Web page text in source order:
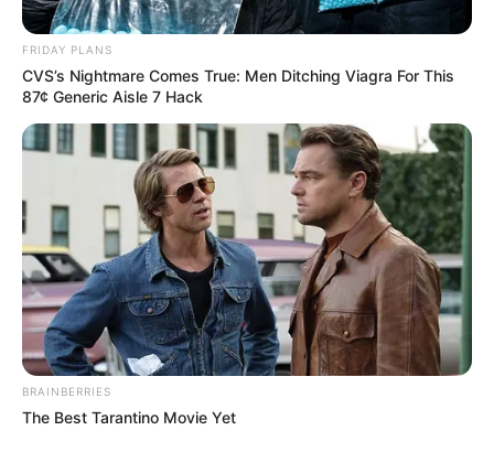
Posted
in
Világ
Észrevettek valami érdekeset
Magyar Péter miniszterelnöki
beszédében az elemzők
May 10, 2026
FRIDAY PLANS
CVS’s Nightmare Comes True: Men Ditching Viagra For This
87¢ Generic Aisle 7 Hack
BRAINBERRIES
The Best Tarantino Movie Yet